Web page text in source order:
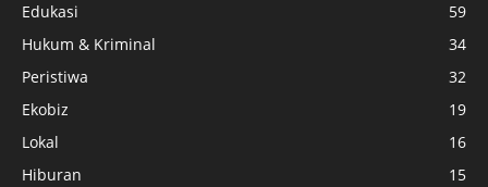
Edukasi
59
Hukum & Kriminal
34
Peristiwa
32
Ekobiz
19
Lokal
16
Hiburan
15